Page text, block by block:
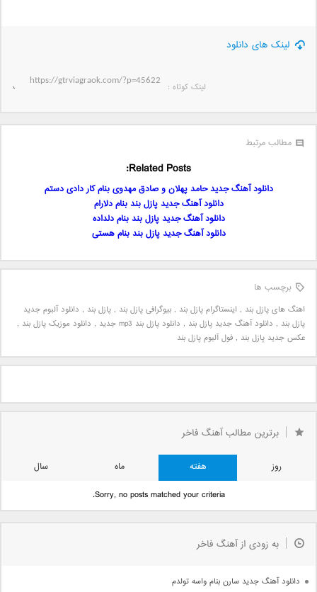
لینک های دانلود
لینک کوتاه‌ :
مطالب مرتبط
Related Posts:
دانلود آهنگ جدید حامد پهلان و صادق مهدوی بنام کار دادی دستم
دانلود آهنگ جدید پازل بند بنام دلارام
دانلود آهنگ جدید پازل بند بنام دلداده
دانلود آهنگ جدید پازل بند بنام هستی
برچسب ها
اهنگ های پازل بند , اینستاگرام پازل بند , بیوگرافی پازل بند , پازل بند , دانلود آلبوم جدید
پازل بند , دانلود آهنگ جدید پازل بند , دانلود پازل بند mp3 جدید , دانلود موزیک پازل بند ,
عکس جدید پازل بند , فول آلبوم پازل بند
برترین مطالب آهنگ فاخر
روز هفته ماه
سال
Sorry, no posts matched your criteria.
به زودی از آهنگ فاخر
دانلود آهنگ جدید سارن بنام واسه تولدم